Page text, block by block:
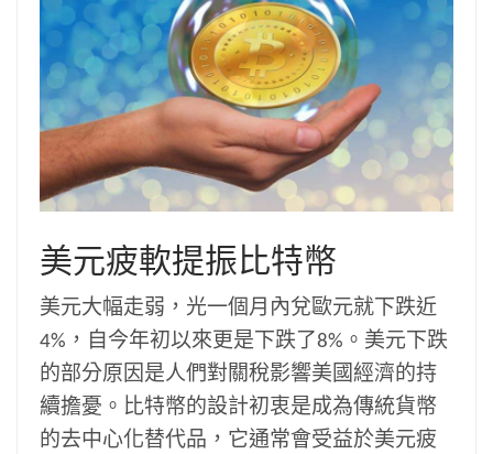
美元疲軟提振比特幣
美元大幅走弱，光一個月內兌歐元就下跌近
4%，自今年初以來更是下跌了8%。美元下跌
的部分原因是人們對關稅影響美國經濟的持
續擔憂。比特幣的設計初衷是成為傳統貨幣
的去中心化替代品，它通常會受益於美元疲